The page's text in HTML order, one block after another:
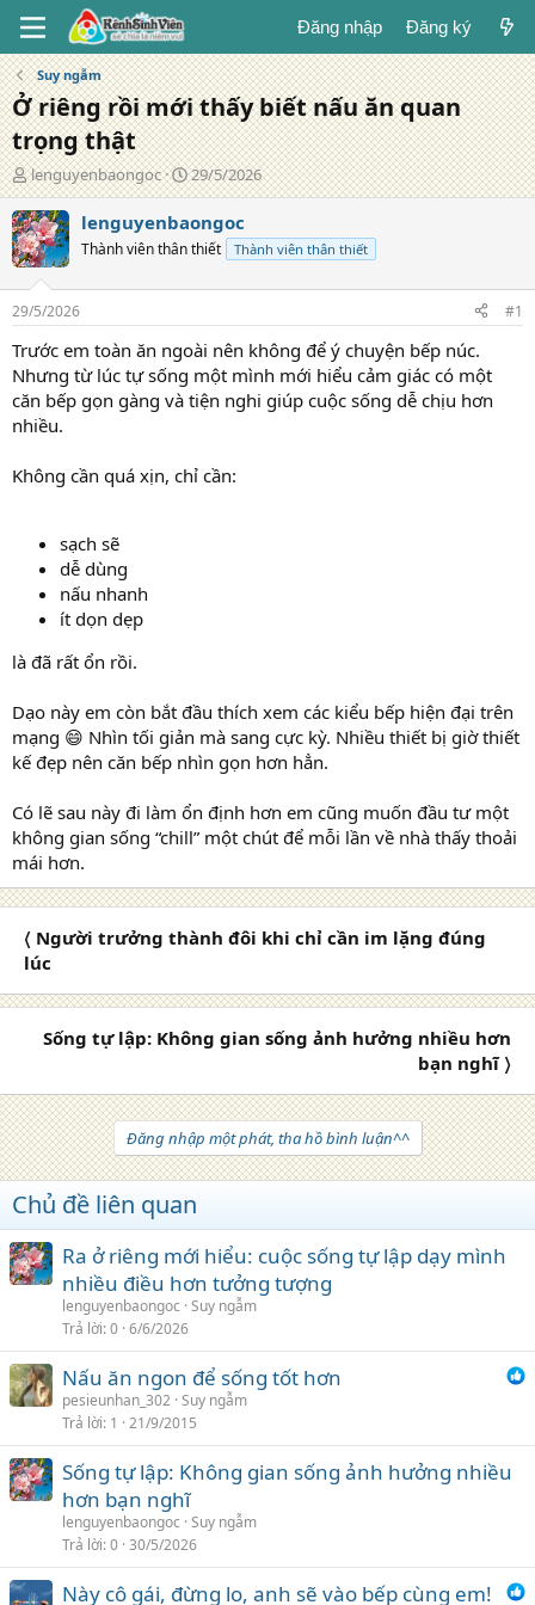
Đăng nhập Đăng ký
Suy ngẫm
Ở riêng rồi mới thấy biết nấu ăn quan
trọng thật
T
á
c
g
i
ả
lenguyenbaongoc
N
g
à
y
đ
g
29/5/2026
lenguyenbaongoc
Thành viên thân thiết Thành viên thân thiết
29/5/2026 #1
Trước em toàn ăn ngoài nên không để ý chuyện bếp núc.
Nhưng từ lúc tự sống một mình mới hiểu cảm giác có một
căn bếp gọn gàng và tiện nghi giúp cuộc sống dễ chịu hơn
nhiều.
Không cần quá xịn, chỉ cần:
sạch sẽ
dễ dùng
nấu nhanh
ít dọn dẹp
là đã rất ổn rồi.
Dạo này em còn bắt đầu thích xem các kiểu bếp hiện đại trên
mạng 😄 Nhìn tối giản mà sang cực kỳ. Nhiều thiết bị giờ thiết
kế đẹp nên căn bếp nhìn gọn hơn hẳn.
Có lẽ sau này đi làm ổn định hơn em cũng muốn đầu tư một
không gian sống “chill” một chút để mỗi lần về nhà thấy thoải
mái hơn.
〈 Người trưởng thành đôi khi chỉ cần im lặng đúng
lúc
Sống tự lập: Không gian sống ảnh hưởng nhiều hơn
bạn nghĩ 〉
Đăng nhập một phát, tha hồ bình luận^^
Chủ đề liên quan
Ra ở riêng mới hiểu: cuộc sống tự lập dạy mình
nhiều điều hơn tưởng tượng
lenguyenbaongoc Suy ngẫm
Trả lời 0 6/6/2026
Nấu ăn ngon để sống tốt hơn
pesieunhan_302 Suy ngẫm
Trả lời 1 21/9/2015
Sống tự lập: Không gian sống ảnh hưởng nhiều
hơn bạn nghĩ
lenguyenbaongoc Suy ngẫm
Trả lời 0 30/5/2026
Này cô gái, đừng lo, anh sẽ vào bếp cùng em!